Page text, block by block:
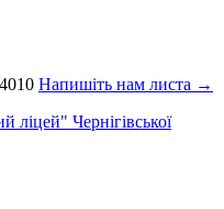
Напишіть нам листа →
ліцей" Чернігівської